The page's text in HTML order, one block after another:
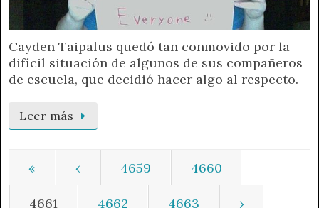
Cayden Taipalus quedó tan conmovido por la
difícil situación de algunos de sus compañeros
de escuela, que decidió hacer algo al respecto.
Leer más
« ‹ 4659 4660
4661 4662 4663 ›